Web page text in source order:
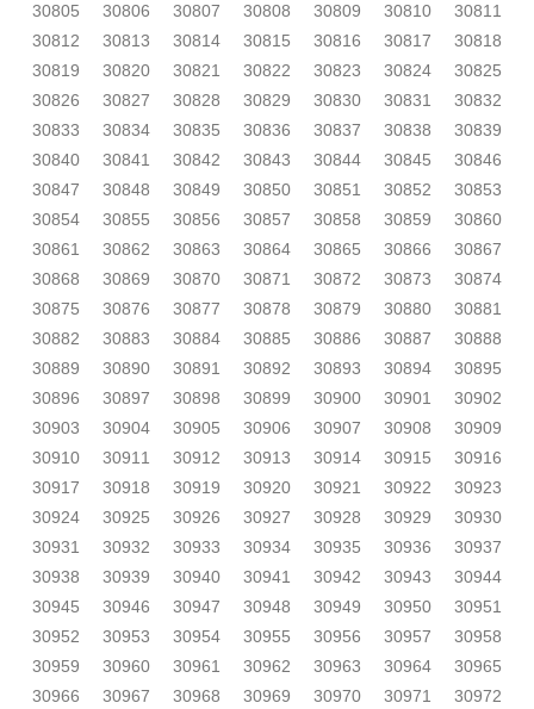
30805
30806 30807 30808 30809 30810
30811
30812
30813 30814 30815 30816 30817
30818
30819
30820 30821 30822 30823 30824
30825
30826
30827 30828 30829 30830 30831
30832
30833
30834 30835 30836 30837 30838
30839
30840
30841 30842 30843 30844 30845
30846
30847
30848 30849 30850 30851 30852
30853
30854
30855 30856 30857 30858 30859
30860
30861
30862 30863 30864 30865 30866
30867
30868
30869 30870 30871 30872 30873
30874
30875
30876 30877 30878 30879 30880
30881
30882
30883 30884 30885 30886 30887
30888
30889
30890 30891 30892 30893 30894
30895
30896
30897 30898 30899 30900 30901
30902
30903
30904 30905 30906 30907 30908
30909
30910
30911 30912 30913 30914 30915
30916
30917
30918 30919 30920 30921 30922
30923
30924
30925 30926 30927 30928 30929
30930
30931
30932 30933 30934 30935 30936
30937
30938
30939 30940 30941 30942 30943
30944
30945
30946 30947 30948 30949 30950
30951
30952
30953 30954 30955 30956 30957
30958
30959
30960 30961 30962 30963 30964
30965
30966
30967 30968 30969 30970 30971
30972